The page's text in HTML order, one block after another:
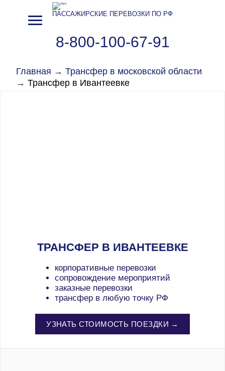
ПАССАЖИРСКИЕ ПЕРЕВОЗКИ ПО РФ
8-800-100-67-91
Главная → Трансфер в московской области
→ Трансфер в Ивантеевке
ТРАНСФЕР В ИВАНТЕЕВКЕ
корпоративные перевозки
сопровождение мероприятий
заказные перевозки
трансфер в любую точку РФ
УЗНАТЬ СТОИМОСТЬ ПОЕЗДКИ →